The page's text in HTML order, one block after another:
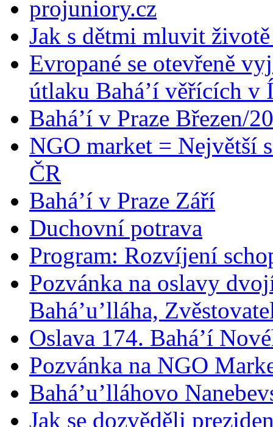
projuniory.cz
Jak s dětmi mluvit
Evropané se otevřeně
útlaku Bahá’í věřících v
Bahá’í v Praze Březen/
NGO market = Největší
ČR
Bahá’í v Praze Září
Duchovní potrava
Program: Rozvíjení
Pozvánka na oslavy
Bahá’u’lláha,
Oslava 174. Bahá’í
Pozvánka na NGO
Bahá’u’lláhovo
Jak se dozvěděli